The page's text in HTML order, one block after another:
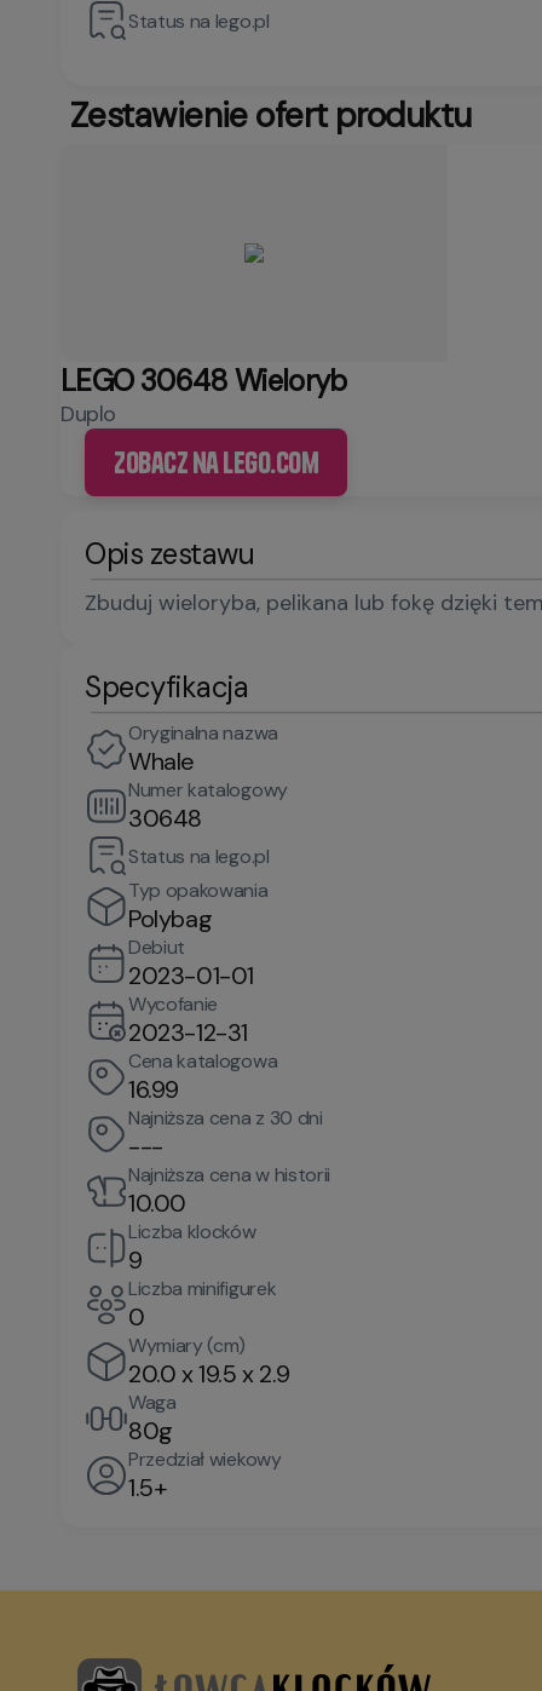
Status na lego.pl
Zestawienie ofert produktu
LEGO 30648 Wieloryb
Duplo
Zobacz na LEGO.com
Opis zestawu
Zbuduj wieloryba, pelikana lub fokę dzięki
Specyfikacja
Oryginalna nazwa
Whale
Numer katalogowy
30648
Status na lego.pl
Typ opakowania
Polybag
Debiut
2023-01-01
Wycofanie
2023-12-31
Cena katalogowa
16.99
Najniższa cena z 30 dni
---
Najniższa cena w historii
10.00
Liczba klocków
9
Liczba minifigurek
0
Wymiary (cm)
20.0 x 19.5 x 2.9
Waga
80g
Przedział wiekowy
1.5+